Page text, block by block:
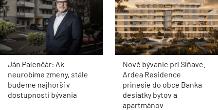
Ján Palenčár: Ak
neurobíme zmeny, stále
budeme najhorší v
dostupnosti bývania
Nové bývanie pri Sĺňave.
Ardea Residence
prinesie do obce Banka
desiatky bytov a
apartmánov